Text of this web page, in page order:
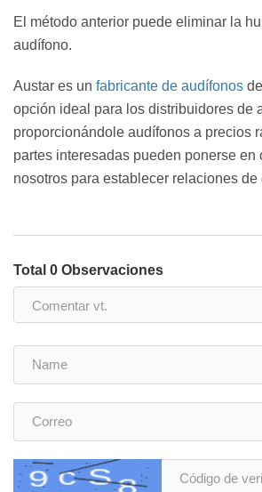
El método anterior puede eliminar la
audífono.
Austar es un fabricante de audífonos
opción ideal para los distribuidores de
proporcionándole audífonos a precios
partes interesadas pueden ponerse en
nosotros para establecer relaciones de
Total 0 Observaciones